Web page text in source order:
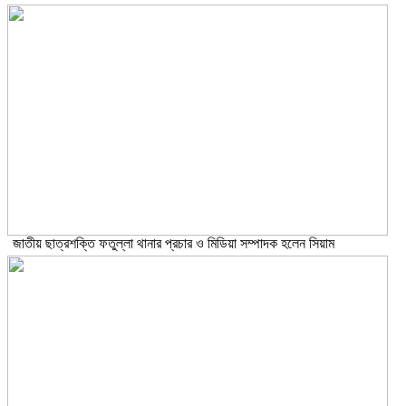
জাতীয় ছাত্রশক্তি ফতুল্লা থানার প্রচার ও মিডিয়া সম্পাদক হলেন সিয়াম